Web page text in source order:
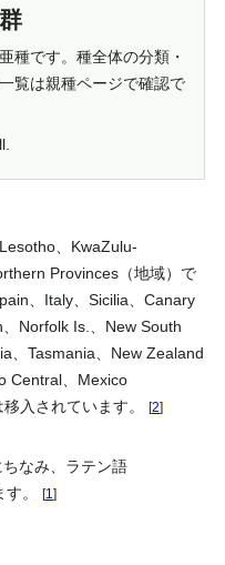
種です。種全体の分類・
覧は親種ページで確認で
、KwaZulu-
Provinces（地域）で
、Italy、Sicilia、Canary
Norfolk Is.、New South
、Tasmania、New Zealand
Central、Mexico
入されています。 [2]
なみ、ラテン語
す。 [1 ]